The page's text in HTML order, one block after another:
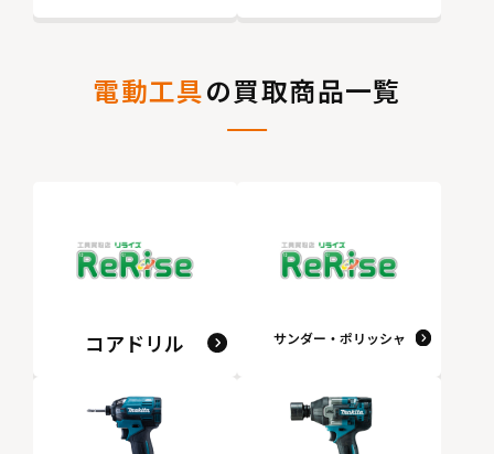
電動工具の買取商品一覧
コアドリル サンダー・ポリッシャ